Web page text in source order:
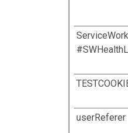
userReferer